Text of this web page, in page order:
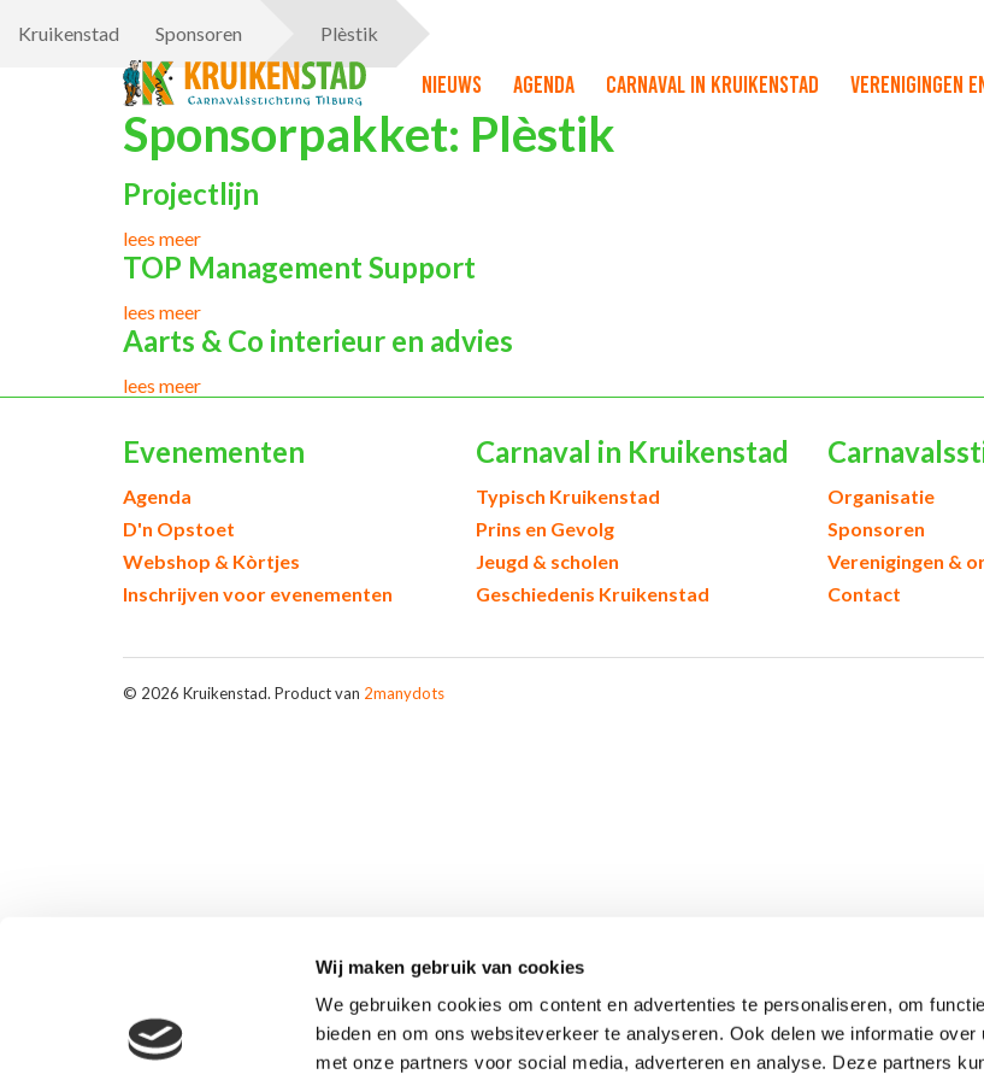
Wij maken gebruik van cookies
We gebruiken cookies om content en advertenties te personaliseren, om
bieden en om ons websiteverkeer te analyseren. Ook delen we informatie
met onze partners voor social media, adverteren en analyse. Deze partners
Nieuws Agenda Carnaval in Kruikenstad Verenigingen
Kruikenstad Sponsoren Plèstik
Sponsorpakket: Plèstik
Projectlijn
lees meer
TOP Management Support
lees meer
Aarts & Co interieur en advies
lees meer
Evenementen
Agenda
D'n Opstoet
Webshop & Kòrtjes
Inschrijven voor evenementen
Carnaval in Kruikenstad
Typisch Kruikenstad
Prins en Gevolg
Jeugd & scholen
Geschiedenis Kruikenstad
Organisatie
Sponsoren
Verenigingen &
Contact
© 2026 Kruikenstad. Product van 2manydots